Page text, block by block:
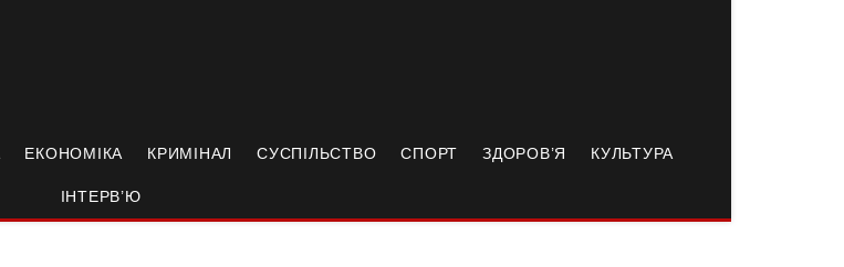
ЕКОНОМІКА КРИМІНАЛ СУСПІЛЬСТВО СПОРТ ЗДОРОВ’Я КУЛЬТУРА
ІНТЕРВ’Ю